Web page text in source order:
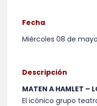
Fecha
Miércoles 08 de
Descripción
MATEN A HAMLET –
El icónico grupo